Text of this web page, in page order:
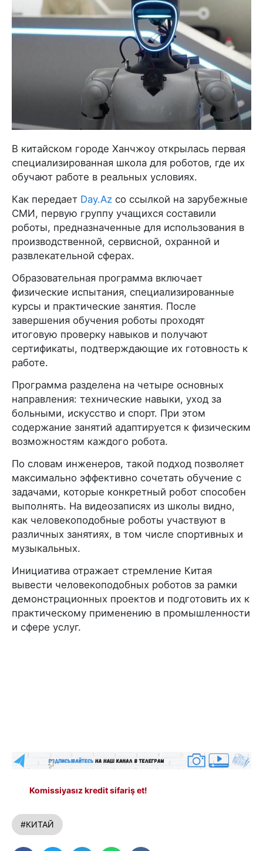
В китайском городе Ханчжоу открылась первая
специализированная школа для роботов, где их
обучают работе в реальных условиях.
Как передает Day.Az со ссылкой на зарубежные
СМИ, первую группу учащихся составили
роботы, предназначенные для использования в
производственной, сервисной, охранной и
развлекательной сферах.
Образовательная программа включает
физические испытания, специализированные
курсы и практические занятия. После
завершения обучения роботы проходят
итоговую проверку навыков и получают
сертификаты, подтверждающие их готовность к
работе.
Программа разделена на четыре основных
направления: технические навыки, уход за
больными, искусство и спорт. При этом
содержание занятий адаптируется к физическим
возможностям каждого робота.
По словам инженеров, такой подход позволяет
максимально эффективно сочетать обучение с
задачами, которые конкретный робот способен
выполнять. На видеозаписях из школы видно,
как человекоподобные роботы участвуют в
различных занятиях, в том числе спортивных и
музыкальных.
Инициатива отражает стремление Китая
вывести человекоподобных роботов за рамки
демонстрационных проектов и подготовить их к
практическому применению в промышленности
и сфере услуг.
Komissiyasız kredit sifariş et!
#КИТАЙ